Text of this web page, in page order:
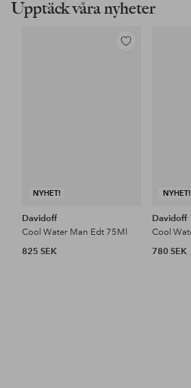
Upptäck våra nyheter
NYHET!
Lägg
Davidoff
Cool Water Man Edt 75Ml
825 SEK
NYHET!
Davidoff
780 SEK